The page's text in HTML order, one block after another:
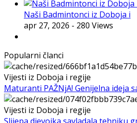
Naši Badmintonci iz Doboja i
apr 27, 2026 - 280 Views
Popularni članci
Vijesti iz Doboja i regije
Maturanti PAŽNjA! Genijelna ideja
Vijesti iz Doboja i regije
Slijepa djevojka savladala tehniku